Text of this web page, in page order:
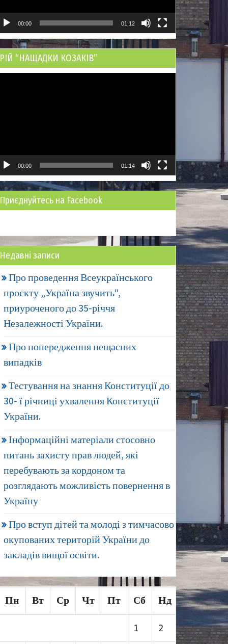
00:00 01:12
РІЙ “НАЩАДКИ КОЗАКІВ”
00:00 01:14
Приєднуйтесь на Facebook
Недавні записи
Про проведення Всеукраїнського
проєкту „Україна звучить“,
приуроченого до 35-річчя
Незалежності України.
Про попередження нещасних
випадків
Тестування на знання Конституції до
30- ї річниці ухвалення Конституції
України.
Інформаційні матеріали стосовно
питань захисту прав людей, які
перебувають за кордоном та
розглядають можливість повернення в
Україну
Про вступ дітей та молоді з тимчасово
окупованих територій України до
закладів вищої освіти.
Пн Вт Ср Чт Пт Сб Нд
1 2